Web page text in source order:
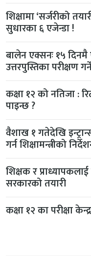
शिक्षामा ‘सर्जरीको
सुधारका ६ एजेन्डा !
बालेन एक्सनः १५ दिनमै
उत्तरपुस्तिका परीक्षण
कक्षा १२ को नतिजा :
पाइन्छ ?
वैशाख १ गतेदेखि
गर्न शिक्षामन्त्रीको
शिक्षक र
सरकारको तयारी
कक्षा १२ का परीक्षा